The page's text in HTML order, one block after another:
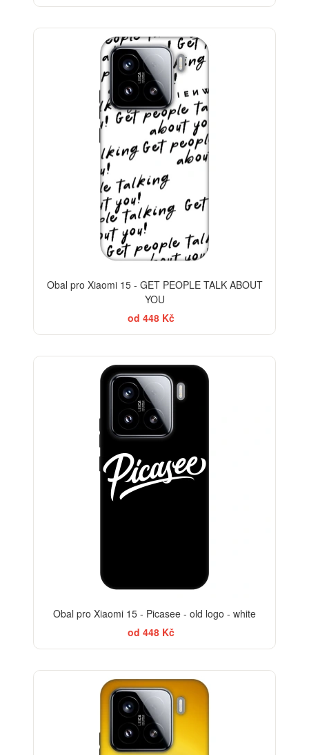
Obal pro Xiaomi 15 - GET PEOPLE TALK ABOUT
YOU
od 448 Kč
Obal pro Xiaomi 15 - Picasee - old logo - white
od 448 Kč